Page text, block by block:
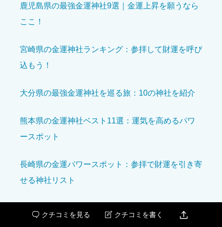
参拝の雰囲気
星の数をお選びください  
鹿児島県の最強金運神社9選｜金運上昇を願うなら
ここ！
宮崎県の金運神社ランキング：参拝して財運を呼び
込もう！
大分県の最強金運神社を巡る旅：10の神社を紹介
熊本県の金運神社ベスト11選：運気を高めるパワ
ースポット
長崎県の金運パワースポット：参拝で財運を引き寄
せる神社リスト
 クチコミを見る  クチコミを書く 